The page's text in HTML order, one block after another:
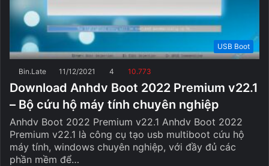
USB Boot
Bin.Late 11/12/2021 4 10.773
Download Anhdv Boot 2022 Premium v22.1
– Bộ cứu hộ máy tính chuyên nghiệp
Anhdv Boot 2022 Premium v22.1 Anhdv Boot 2022
Premium v22.1 là công cụ tạo usb multiboot cứu hộ
máy tính, windows chuyên nghiệp, với đầy đủ các
phần mềm để…